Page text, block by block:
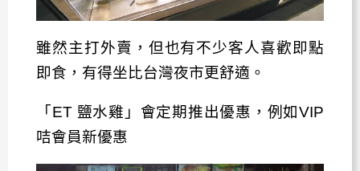
雖然主打外賣，但也有不少客人喜歡即點
即食，有得坐比台灣夜市更舒適。
「ET 鹽水雞」會定期推出優惠，例如VIP
咭會員新優惠